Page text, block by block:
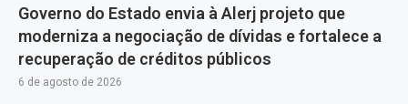
Governo do Estado envia à Alerj projeto que
moderniza a negociação de dívidas e fortalece a
recuperação de créditos públicos
6 de agosto de 2026